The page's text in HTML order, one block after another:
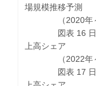
場規模推移予測
（2020年～
図表 16 日本
上高シェア
（2022年～
図表 17 日本